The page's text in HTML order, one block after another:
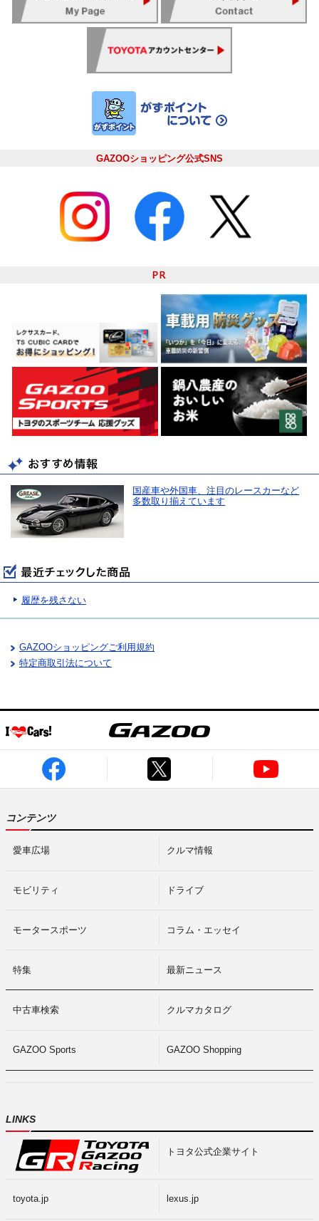
GAZOOショッピング公式SNS
国産車や外国車、注目のレースカーなど
多数取り揃えています
履歴を残さない
GAZOOショッピングご利用規約
特定商取引法について
コンテンツ
愛車広場 クルマ情報
モビリティ ドライブ
モータースポーツ コラム・エッセイ
特集 最新ニュース
中古車検索 クルマカタログ
GAZOO Sports GAZOO Shopping
LINKS
トヨタ公式企業サイト
toyota.jp lexus.jp